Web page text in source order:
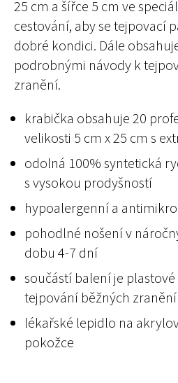
25 cm a šířce 5 cm ve
cestování, aby se tejpovací
dobré kondici. Dále
podrobnými návody k
zranění.
krabička obsahuje 20
velikosti 5 cm x 25 cm s
odolná 100% syntetická
s vysokou prodyšností
hypoalergenní a
pohodlné nošení v
dobu 4-7 dní
součástí balení je
tejpování běžných zranění
lékařské lepidlo na
pokožce